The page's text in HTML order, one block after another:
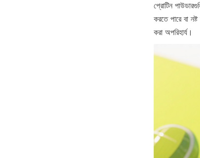
প্রোটিন
করতে পারে বা
করা অপরিহার্য।